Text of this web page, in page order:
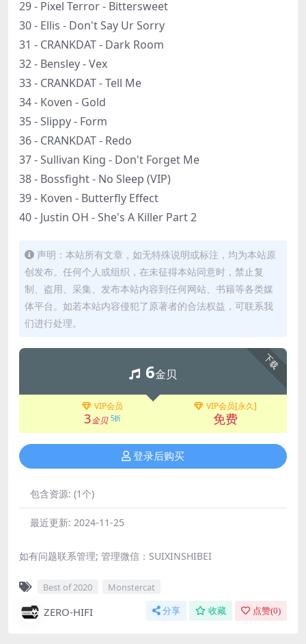
29 - Pixel Terror - Bittersweet
30 - Ellis - Don't Say Ur Sorry
31 - CRANKDAT - Dark Room
32 - Bensley - Vex
33 - CRANKDAT - Tell Me
34 - Koven - Gold
35 - Slippy - Form
36 - CRANKDAT - Redo
37 - Sullivan King - Don't Forget Me
38 - Bossfight - No Sleep (VIP)
39 - Koven - Butterfly Effect
40 - Justin OH - She's A Killer Part 2
声明：本站所有文章，如无特殊说明或标注，均为本站原
创发布。任何个人或组织，在未征得本站同意时，禁止复
制、盗用、采集、发布本站内容到任何网站、书籍等各类媒
体平台。如若本站内容侵犯了原著者的合法权益，可联系我
们进行处理。
下载
6金贝
VIP会员
3金贝 5折
VIP会员[永久]
免费
登录后购买
包含资源: (1个)
最近更新: 2024-11-25
如有问题联系管理; 管理微信：SUIXINSHIBEI
Best of 2020 Monstercat
ZERO-HIFI 分享 收藏 点赞(0)